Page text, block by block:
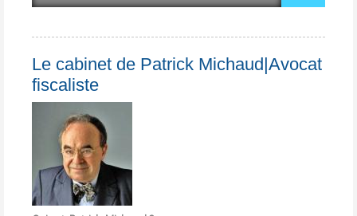
Le cabinet de Patrick Michaud|Avocat
fiscaliste